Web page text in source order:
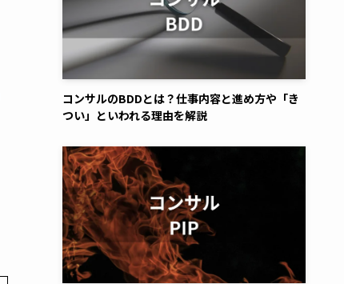
コンサルのBDDとは？仕事内容と進め方や「き
つい」といわれる理由を解説